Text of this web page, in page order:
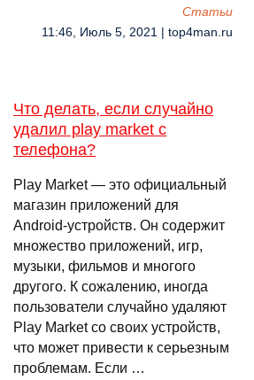
Cтатьи
11:46, Июль 5, 2021 | top4man.ru
Что делать, если случайно
удалил play market с
телефона?
Play Market — это официальный
магазин приложений для
Android-устройств. Он содержит
множество приложений, игр,
музыки, фильмов и многого
другого. К сожалению, иногда
пользователи случайно удаляют
Play Market со своих устройств,
что может привести к серьезным
проблемам. Если …